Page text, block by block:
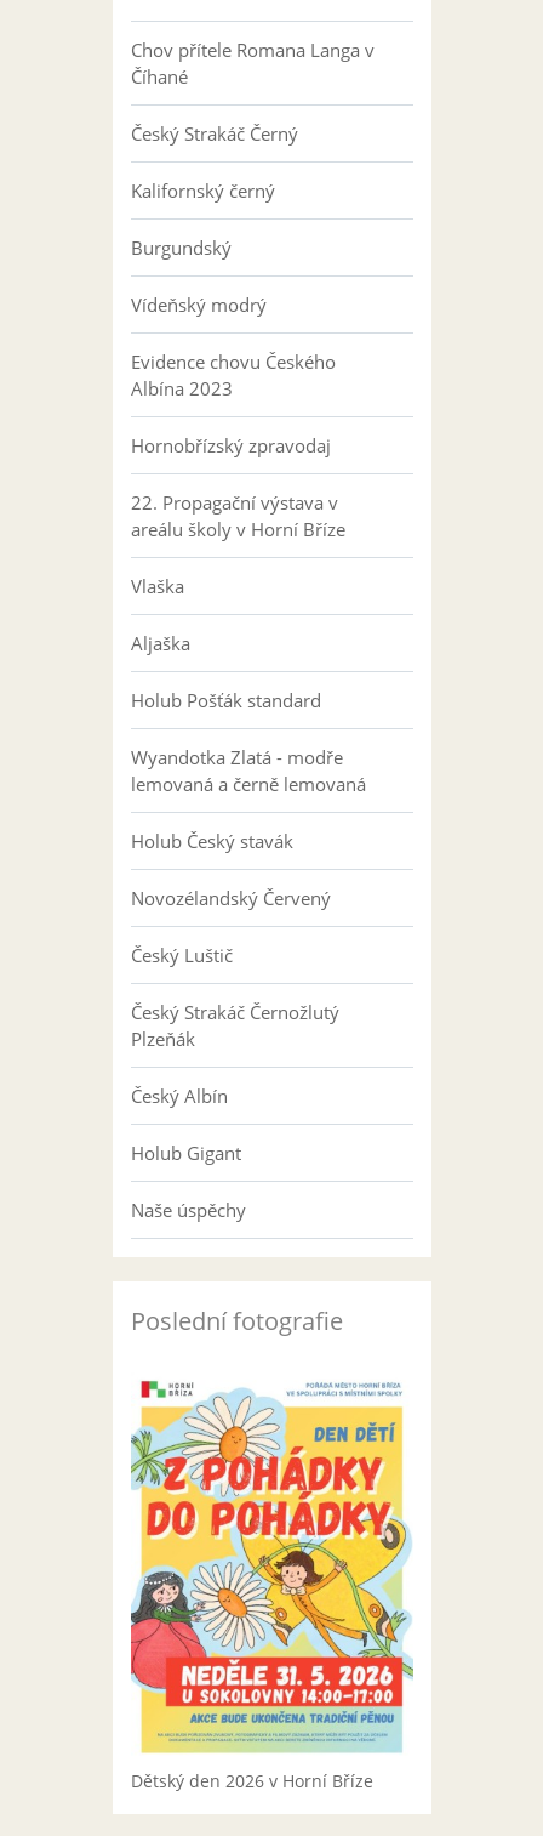
Chov přítele Romana Langa v
Číhané
Český Strakáč Černý
Kalifornský černý
Burgundský
Vídeňský modrý
Evidence chovu Českého
Albína 2023
Hornobřízský zpravodaj
22. Propagační výstava v
areálu školy v Horní Bříze
Vlaška
Aljaška
Holub Pošťák standard
Wyandotka Zlatá - modře
lemovaná a černě lemovaná
Holub Český stavák
Novozélandský Červený
Český Luštič
Český Strakáč Černožlutý
Plzeňák
Český Albín
Holub Gigant
Naše úspěchy
Poslední fotografie
Dětský den 2026 v Horní Bříze